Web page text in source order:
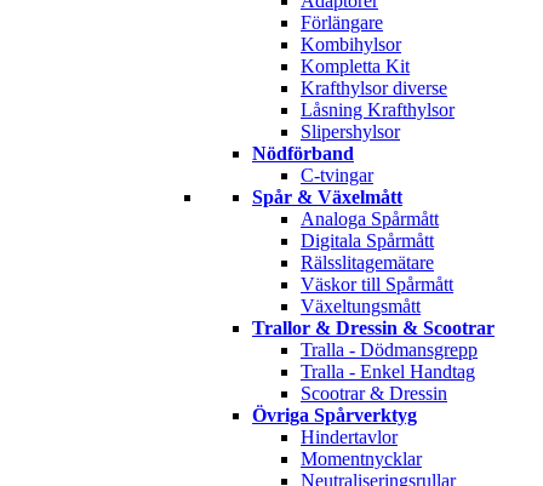
Förlängare
Kombihylsor
Kompletta Kit
Krafthylsor diverse
Låsning Krafthylsor
Slipershylsor
Nödförband
C-tvingar
Spår & Växelmått
Analoga Spårmått
Digitala Spårmått
Rälsslitagemätare
Väskor till Spårmått
Växeltungsmått
Trallor & Dressin & Scootrar
Tralla - Dödmansgrepp
Tralla - Enkel Handtag
Scootrar & Dressin
Övriga Spårverktyg
Hindertavlor
Momentnycklar
Neutraliseringsrullar